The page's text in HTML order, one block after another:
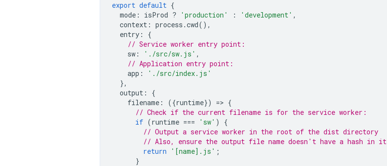
export default {
mode : isProd ? 'production' : 'development' ,
context : process .cwd(),
entry :
{
// Service worker entry point:
sw : './src/sw.js' ,
// Application entry point:
app :
'./src/index.js'
},
output :
{
filename : ({runtime}) => {
// Check if the current filename is for the service worker:
if (runtime === 'sw' )
{
// Output a service worker in the root of the dist directory
// Also, ensure the output file name doesn't have a hash in it
return
'[name].js' ;
}